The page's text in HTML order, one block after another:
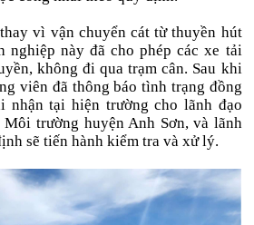
vì vận chuyển cát từ thuyền hút
nghiệp này đã cho phép các xe tải
không đi qua trạm cân. Sau khi
viên đã thông báo tình trạng đồng
tại hiện trường cho lãnh đạo
trường huyện Anh Sơn, và lãnh
sẽ tiến hành kiểm tra và xử lý.